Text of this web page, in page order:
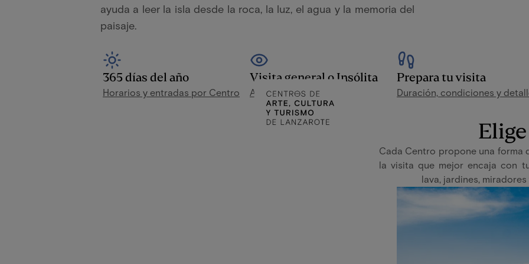
ayuda a leer la isla desde la roca, la luz, el agua y la memoria del
paisaje.
365 días del año
Horarios y entradas por Centro
Visita general o Insólita
A tu ritmo o con guía
Prepara tu visita
Duración, condiciones y
Cada Centro propone una forma
la visita que mejor encaja con
lava, jardines,